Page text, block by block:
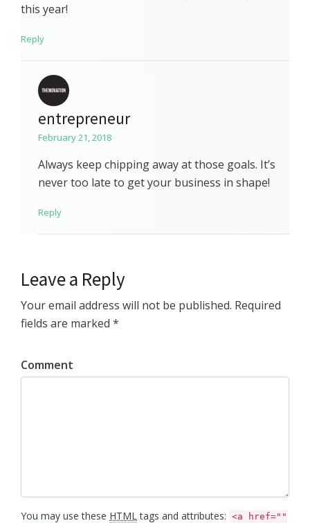
this year!
Reply
entrepreneur
February 21, 2018
Always keep chipping away at those goals. It’s
never too late to get your business in shape!
Reply
Leave a Reply
Your email address will not be published. Required
fields are marked *
Comment
You may use these HTML tags and attributes: <a href=""